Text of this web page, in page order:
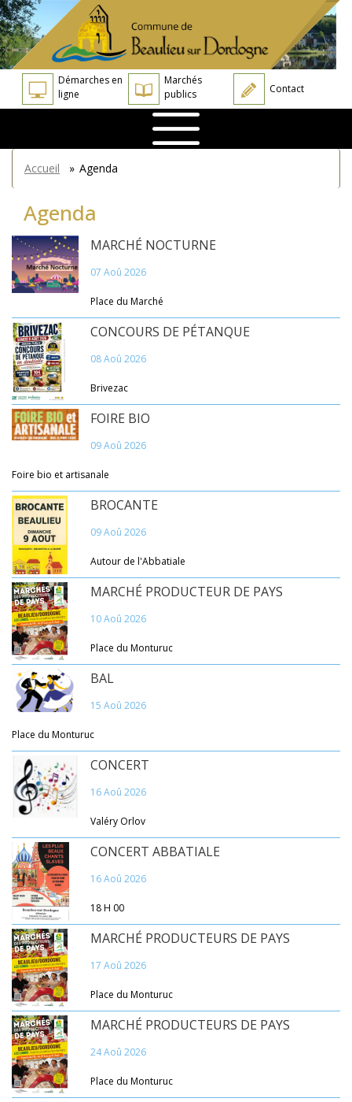
Aller
au
contenu
principal
Démarches en
ligne
Marchés
publics
Contact
You
are
here
Accueil » Agenda
Agenda
MARCHÉ NOCTURNE
07 Aoû 2026
Place du Marché
CONCOURS DE PÉTANQUE
08 Aoû 2026
Brivezac
FOIRE BIO
09 Aoû 2026
Foire bio et artisanale
BROCANTE
09 Aoû 2026
Autour de l'Abbatiale
MARCHÉ PRODUCTEUR DE PAYS
10 Aoû 2026
Place du Monturuc
BAL
15 Aoû 2026
Place du Monturuc
CONCERT
16 Aoû 2026
Valéry Orlov
CONCERT ABBATIALE
16 Aoû 2026
18 H 00
MARCHÉ PRODUCTEURS DE PAYS
17 Aoû 2026
Place du Monturuc
MARCHÉ PRODUCTEURS DE PAYS
24 Aoû 2026
Place du Monturuc
Panneau de gestion des cookies